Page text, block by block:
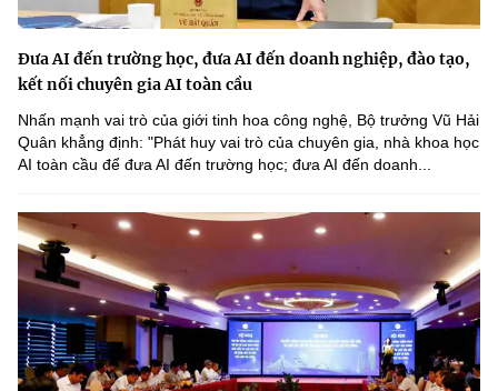
Đưa AI đến trường học, đưa AI đến doanh nghiệp, đào tạo,
kết nối chuyên gia AI toàn cầu
Nhấn mạnh vai trò của giới tinh hoa công nghệ, Bộ trưởng Vũ Hải
Quân khẳng định: "Phát huy vai trò của chuyên gia, nhà khoa học
AI toàn cầu để đưa AI đến trường học; đưa AI đến doanh...